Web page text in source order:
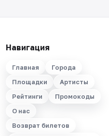
Навигация
Главная
Города
Площадки
Артисты
Рейтинги
Промокоды
О нас
Возврат билетов